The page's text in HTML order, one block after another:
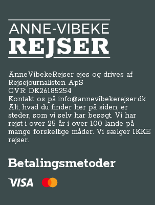
Anne-Vibeke Rejser
AnneVibekeRejser ejes og drives af
Rejsejournalisten ApS
CVR: DK26185254
Kontakt os påinfo@annevibekerejser.dk
Alt, hvad du finder her på siden, er
steder, som vi selv har besøgt. Vi har
rejst i over 25 år i over 100 lande på
mange forskellige måder. Vi sælger IKKE
rejser.
Betalingsmetoder